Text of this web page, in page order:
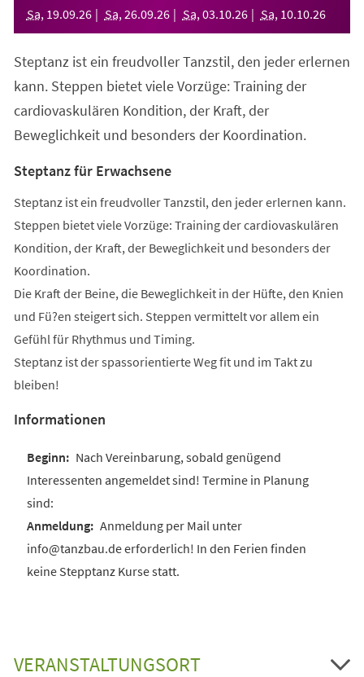
Sa, 19.09.26 Sa, 26.09.26 Sa, 03.10.26 Sa, 10.10.26
Steptanz ist ein freudvoller Tanzstil, den jeder erlernen
kann. Steppen bietet viele Vorzüge: Training der
cardiovaskulären Kondition, der Kraft, der
Beweglichkeit und besonders der Koordination.
Steptanz für Erwachsene
Steptanz ist ein freudvoller Tanzstil, den jeder erlernen kann.
Steppen bietet viele Vorzüge: Training der cardiovaskulären
Kondition, der Kraft, der Beweglichkeit und besonders der
Koordination.
Die Kraft der Beine, die Beweglichkeit in der Hüfte, den Knien
und Fü?en steigert sich. Steppen vermittelt vor allem ein
Gefühl für Rhythmus und Timing.
Steptanz ist der spassorientierte Weg fit und im Takt zu
bleiben!
Informationen
Nach Vereinbarung, sobald genügend
Interessenten angemeldet sind! Termine in Planung
sind:
Anmeldung per Mail unter
info@tanzbau.de erforderlich! In den Ferien finden
keine Stepptanz Kurse statt.
VERANSTALTUNGSORT